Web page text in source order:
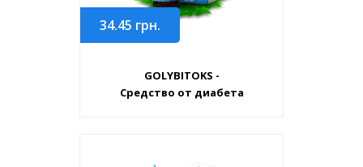
34.45 грн.
GOLYBITOKS -
Средство от диабета